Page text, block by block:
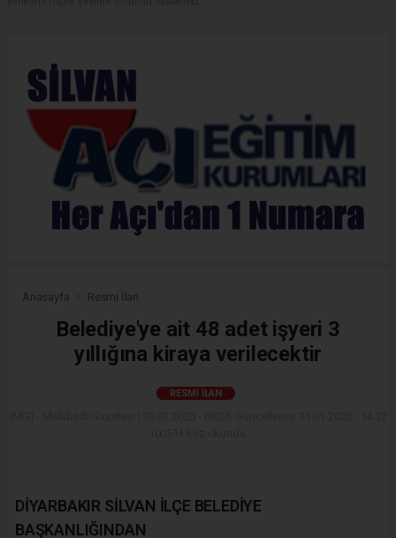
Anasayfa Resmi İlan
Belediye'ye ait 48 adet işyeri 3
yıllığına kiraya verilecektir
RESMI İLAN
DİYARBAKIR SİLVAN İLÇE BELEDİYE
BAŞKANLIĞINDAN